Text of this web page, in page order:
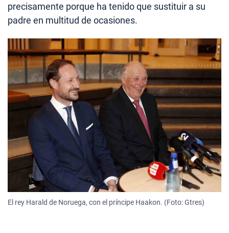
precisamente porque ha tenido que sustituir a su
padre en multitud de ocasiones.
El rey Harald de Noruega, con el príncipe Haakon. (Foto: Gtres)